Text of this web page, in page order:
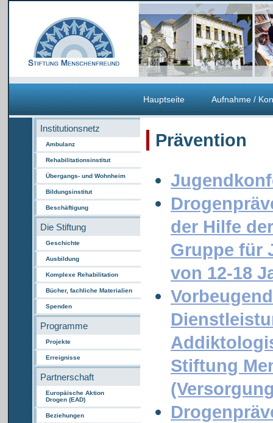
Hauptseite Aufnahme /
Institutionsnetz
Ambulanz
Rehabilitationsinstitut
Übergangs- und Wohnheim
Bildungsinstitut
Beschäftigung
Die Stiftung
Geschichte
Ausbildung
Komplexe Rehabilitation
Bücher, fachliche Materialien
Spenden
Programme
Projekte
Erreignisse
Partnerschaft
Europäische Aktion
Drogen (EAD)
Beziehungen
Prävention
der Hilfe
Gruppe für
von 12-18
Stiftung